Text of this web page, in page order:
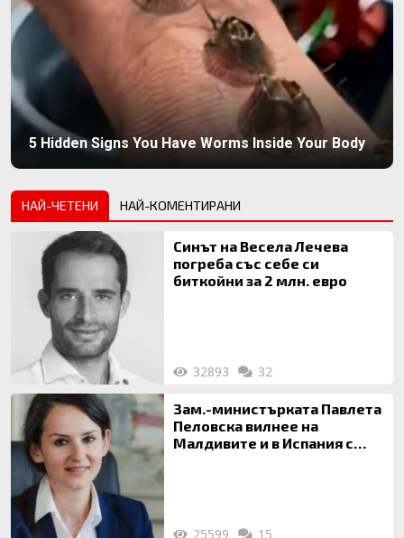
5 Hidden Signs You Have Worms Inside Your Body
НАЙ-ЧЕТЕНИ НАЙ-КОМЕНТИРАНИ
Синът на Весела Лечева
погреба със себе си
биткойни за 2 млн. евро
32893 32
Зам.-министърката Павлета
Пеловска вилнее на
Малдивите и в Испания с
25599 15